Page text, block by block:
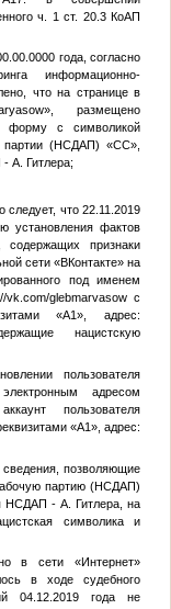
ч. 1 ст. 20.3 КоАП
года, согласно
информационно-
что на странице в
размещено
форму с символикой
партии (НСДАП) «СС»,
А. Гитлера;
следует, что 22.11.2019
установления фактов
содержащих признаки
сети «ВКонтакте» на
под именем
glebmarvasow с
«А1», адрес:
нацистскую
пользователя
адресом
пользователя
«А1», адрес:
позволяющие
партию (НСДАП)
НСДАП - А. Гитлера, на
символика и
в сети «Интернет»
в ходе судебного
04.12.2019 года не